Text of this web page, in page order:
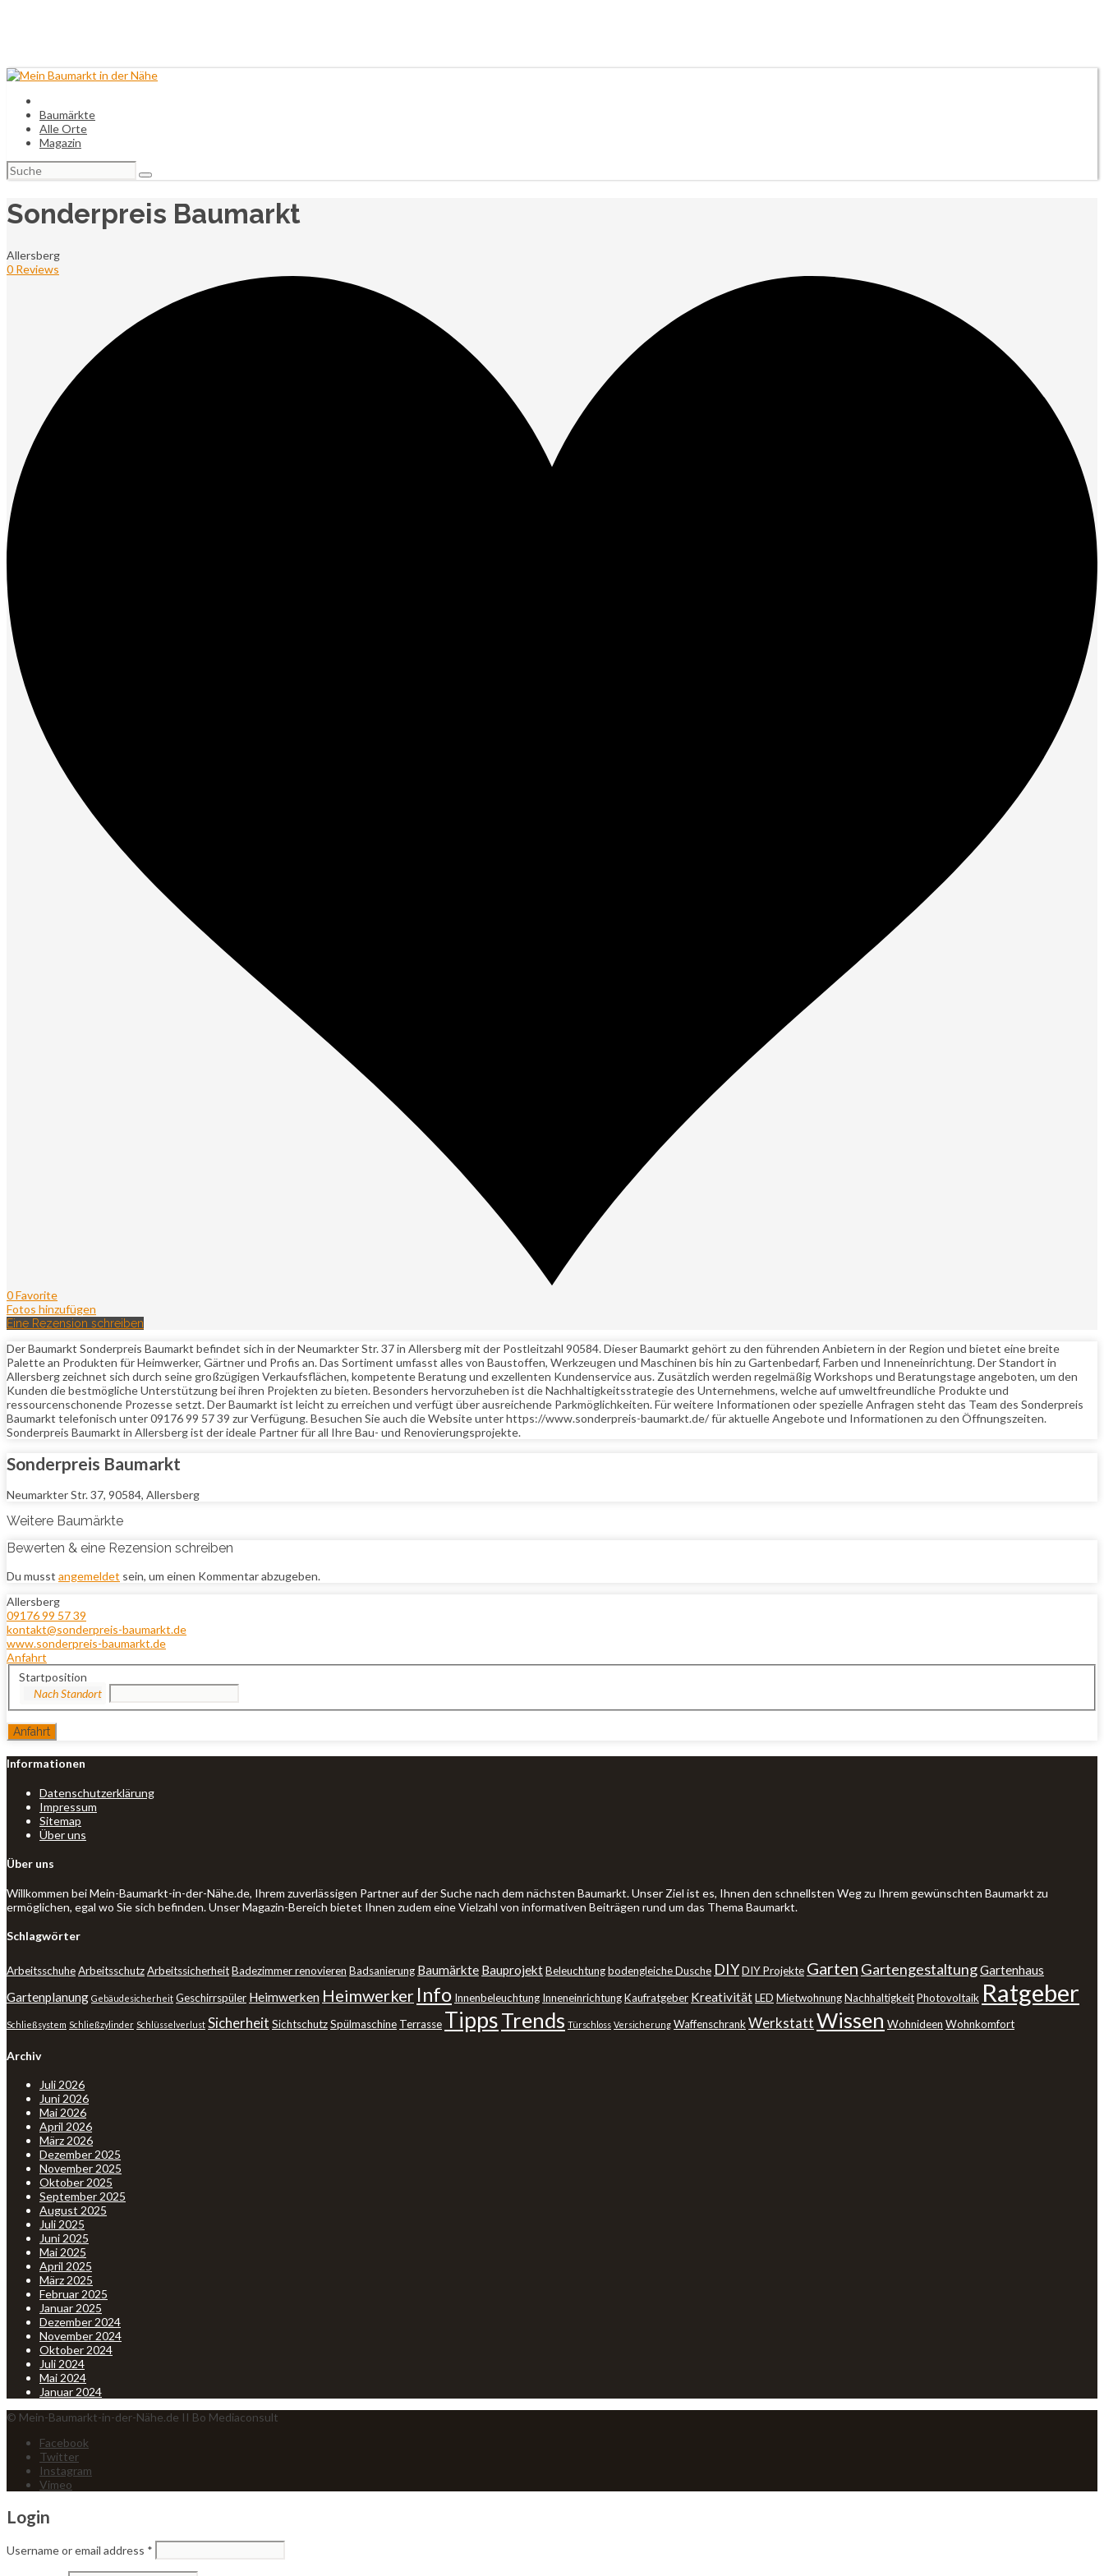
Baumärkte
Alle Orte
Magazin
Suchen
nach:
Sonderpreis Baumarkt
Allersberg
0 Reviews
0 Favorite
Fotos hinzufügen
Eine Rezension schreiben
Der Baumarkt Sonderpreis Baumarkt befindet sich in der Neumarkter Str. 37 in Allersberg mit der Postleitzahl 90584. Dieser Baumarkt gehört zu den führenden Anbietern in der Region und bietet eine breite
Palette an Produkten für Heimwerker, Gärtner und Profis an. Das Sortiment umfasst alles von Baustoffen, Werkzeugen und Maschinen bis hin zu Gartenbedarf, Farben und Inneneinrichtung. Der Standort in
Allersberg zeichnet sich durch seine großzügigen Verkaufsflächen, kompetente Beratung und exzellenten Kundenservice aus. Zusätzlich werden regelmäßig Workshops und Beratungstage angeboten, um den
Kunden die bestmögliche Unterstützung bei ihren Projekten zu bieten. Besonders hervorzuheben ist die Nachhaltigkeitsstrategie des Unternehmens, welche auf umweltfreundliche Produkte und
ressourcenschonende Prozesse setzt. Der Baumarkt ist leicht zu erreichen und verfügt über ausreichende Parkmöglichkeiten. Für weitere Informationen oder spezielle Anfragen steht das Team des Sonderpreis
Baumarkt telefonisch unter 09176 99 57 39 zur Verfügung. Besuchen Sie auch die Website unter https://www.sonderpreis-baumarkt.de/ für aktuelle Angebote und Informationen zu den Öffnungszeiten.
Sonderpreis Baumarkt in Allersberg ist der ideale Partner für all Ihre Bau- und Renovierungsprojekte.
Sonderpreis Baumarkt
Neumarkter Str. 37, 90584, Allersberg
Weitere Baumärkte
Bewerten & eine Rezension schreiben
Du musst angemeldet sein, um einen Kommentar abzugeben.
Allersberg
09176 99 57 39
kontakt@sonderpreis-baumarkt.de
www.sonderpreis-baumarkt.de
Anfahrt
Startposition
Informationen
Datenschutzerklärung
Impressum
Sitemap
Über uns
Über uns
Willkommen bei Mein-Baumarkt-in-der-Nähe.de, Ihrem zuverlässigen Partner auf der Suche nach dem nächsten Baumarkt. Unser Ziel ist es, Ihnen den schnellsten Weg zu Ihrem gewünschten Baumarkt zu
ermöglichen, egal wo Sie sich befinden. Unser Magazin-Bereich bietet Ihnen zudem eine Vielzahl von informativen Beiträgen rund um das Thema Baumarkt.
Schlagwörter
ArbeitsschuheArbeitsschutzArbeitssicherheitBadezimmer renovieren Badsanierung Baumärkte BauprojektBeleuchtungbodengleiche Dusche DIYDIY Projekte Garten GartengestaltungGartenhaus
Gartenplanung Gebäudesicherheit Geschirrspüler Heimwerken Heimwerker Info Innenbeleuchtung InneneinrichtungKaufratgeber KreativitätLED MietwohnungNachhaltigkeitPhotovoltaik Ratgeber
Schließsystem Schließzylinder Schlüsselverlust Sicherheit SichtschutzSpülmaschine Terrasse TippsTrends Türschloss Versicherung WaffenschrankWerkstattWissen Wohnideen Wohnkomfort
Archiv
Juli 2026
Juni 2026
Mai 2026
April 2026
März 2026
Dezember 2025
November 2025
Oktober 2025
September 2025
August 2025
Juli 2025
Juni 2025
Mai 2025
April 2025
März 2025
Februar 2025
Januar 2025
Dezember 2024
November 2024
Oktober 2024
Juli 2024
Mai 2024
Januar 2024
© Mein-Baumarkt-in-der-Nähe.de II Bo Mediaconsult
Facebook
Twitter
Instagram
Vimeo
Login
Username or email address *